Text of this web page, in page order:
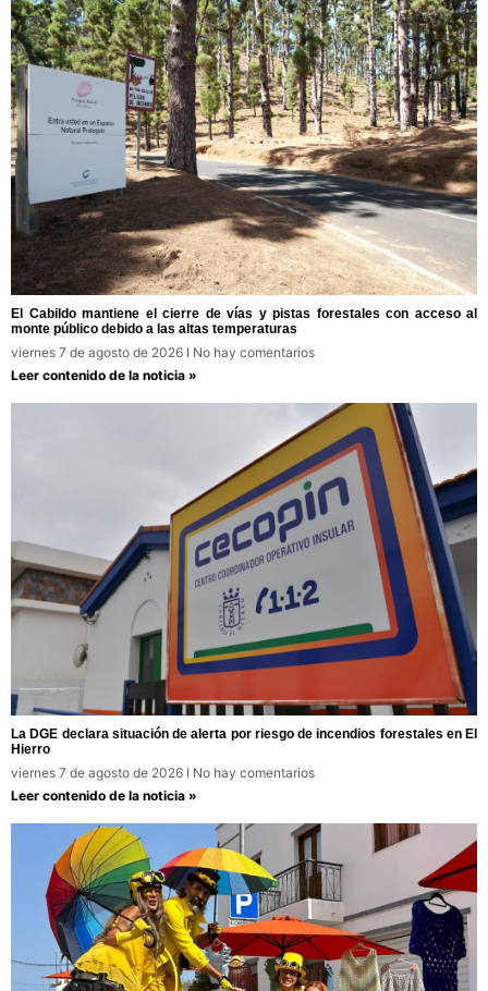
El Cabildo mantiene el cierre de vías y pistas forestales con acceso al
monte público debido a las altas temperaturas
viernes 7 de agosto de 2026
No hay comentarios
Leer contenido de la noticia »
La DGE declara situación de alerta por riesgo de incendios forestales en El
Hierro
viernes 7 de agosto de 2026
No hay comentarios
Leer contenido de la noticia »